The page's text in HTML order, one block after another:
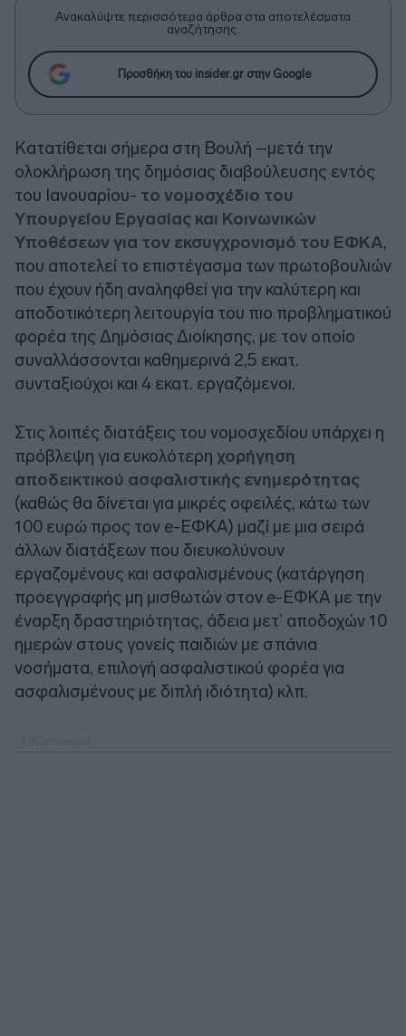
Ανακαλύψτε περισσότερα άρθρα στα αποτελέσματα
αναζήτησης.
Προσθήκη του insider.gr στην Google
Κατατίθεται σήμερα στη Βουλή –μετά την
ολοκλήρωση της δημόσιας διαβούλευσης εντός
του Ιανουαρίου- το νομοσχέδιο του
Υπουργείου Εργασίας και Κοινωνικών
Υποθέσεων για τον εκσυγχρονισμό του ΕΦΚΑ,
που αποτελεί το επιστέγασμα των πρωτοβουλιών
που έχουν ήδη αναληφθεί για την καλύτερη και
αποδοτικότερη λειτουργία του πιο προβληματικού
φορέα της Δημόσιας Διοίκησης, με τον οποίο
συναλλάσσονται καθημερινά 2,5 εκατ.
συνταξιούχοι και 4 εκατ. εργαζόμενοι.
Στις λοιπές διατάξεις του νομοσχεδίου υπάρχει η
πρόβλεψη για ευκολότερη χορήγηση
αποδεικτικού ασφαλιστικής ενημερότητας
(καθώς θα δίνεται για μικρές οφειλές, κάτω των
100 ευρώ προς τον e-ΕΦΚΑ) μαζί με μια σειρά
άλλων διατάξεων που διευκολύνουν
εργαζομένους και ασφαλισμένους (κατάργηση
προεγγραφής μη μισθωτών στον e-ΕΦΚΑ με την
έναρξη δραστηριότητας, άδεια μετ’ αποδοχών 10
ημερών στους γονείς παιδιών με σπάνια
νοσήματα, επιλογή ασφαλιστικού φορέα για
ασφαλισμένους με διπλή ιδιότητα) κλπ.